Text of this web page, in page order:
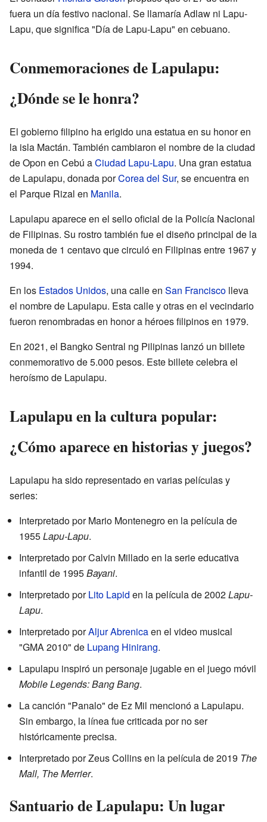
fuera un día festivo nacional. Se llamaría Adlaw ni Lapu-
Lapu, que significa "Día de Lapu-Lapu" en cebuano.
Conmemoraciones de Lapulapu:
¿Dónde se le honra?
El gobierno filipino ha erigido una estatua en su honor en
la isla Mactán. También cambiaron el nombre de la ciudad
de Opon en Cebú aCiudad Lapu-Lapu. Una gran estatua
de Lapulapu, donada porCorea del Sur, se encuentra en
el Parque Rizal en Manila.
Lapulapu aparece en el sello oficial de la Policía Nacional
de Filipinas. Su rostro también fue el diseño principal de la
moneda de 1 centavo que circuló en Filipinas entre 1967 y
1994.
En los Estados Unidos, una calle en San Francisco lleva
el nombre de Lapulapu. Esta calle y otras en el vecindario
fueron renombradas en honor a héroes filipinos en 1979.
En 2021, el Bangko Sentral ng Pilipinas lanzó un billete
conmemorativo de 5.000 pesos. Este billete celebra el
heroísmo de Lapulapu.
Lapulapu en la cultura popular:
¿Cómo aparece en historias y juegos?
Lapulapu ha sido representado en varias películas y
series:
Interpretado por Mario Montenegro en la película de
1955Lapu-Lapu.
Interpretado por Calvin Millado en la serie educativa
infantil de 1995Bayani.
Interpretado porLito Lapid en la película de 2002Lapu-
Lapu.
Interpretado porAljur Abrenicaen el video musical
"GMA 2010" de Lupang Hinirang.
Lapulapu inspiró un personaje jugable en el juego móvil
Mobile Legends: Bang Bang.
La canción "Panalo" de Ez Mil mencionó a Lapulapu.
Sin embargo, la línea fue criticada por no ser
históricamente precisa.
Interpretado por Zeus Collins en la película de 2019 The
Mall, The Merrier.
Santuario de Lapulapu: Un lugar